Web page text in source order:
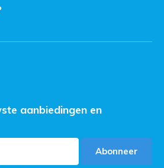
aanbiedingen en
Abonneer